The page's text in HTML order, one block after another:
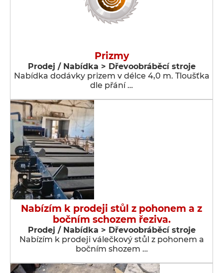
Prizmy
Prodej / Nabídka > Dřevoobráběcí stroje
Nabídka dodávky prizem v délce 4,0 m. Tloušťka
dle přání …
Nabízím k prodeji stůl z pohonem a z
bočním schozem řeziva.
Prodej / Nabídka > Dřevoobráběcí stroje
Nabízím k prodeji válečkový stůl z pohonem a
bočním shozem …